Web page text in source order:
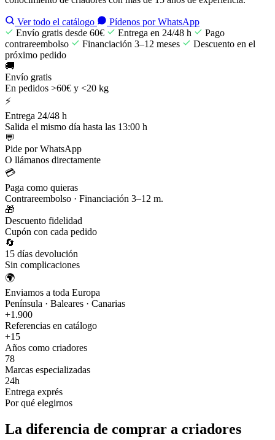
Ver todo el catálogo
Pídenos por WhatsApp
Envío gratis desde 60€
Entrega en 24/48 h
Pago
contrareembolso
Financiación 3–12 meses
Descuento en el
próximo pedido
🚚
Envío gratis
En pedidos >60€ y <20 kg
⚡
Entrega 24/48 h
Salida el mismo día hasta las 13:00 h
💬
Pide por WhatsApp
O llámanos directamente
💳
Paga como quieras
Contrareembolso · Financiación 3–12 m.
🎁
Descuento fidelidad
Cupón con cada pedido
🔄
15 días devolución
Sin complicaciones
🌍
Enviamos a toda Europa
Península · Baleares · Canarias
+1.900
Referencias en catálogo
+15
Años como criadores
78
Marcas especializadas
24h
Entrega exprés
Por qué elegirnos
La diferencia de comprar a criadores